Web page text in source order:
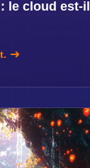
le cloud est-il